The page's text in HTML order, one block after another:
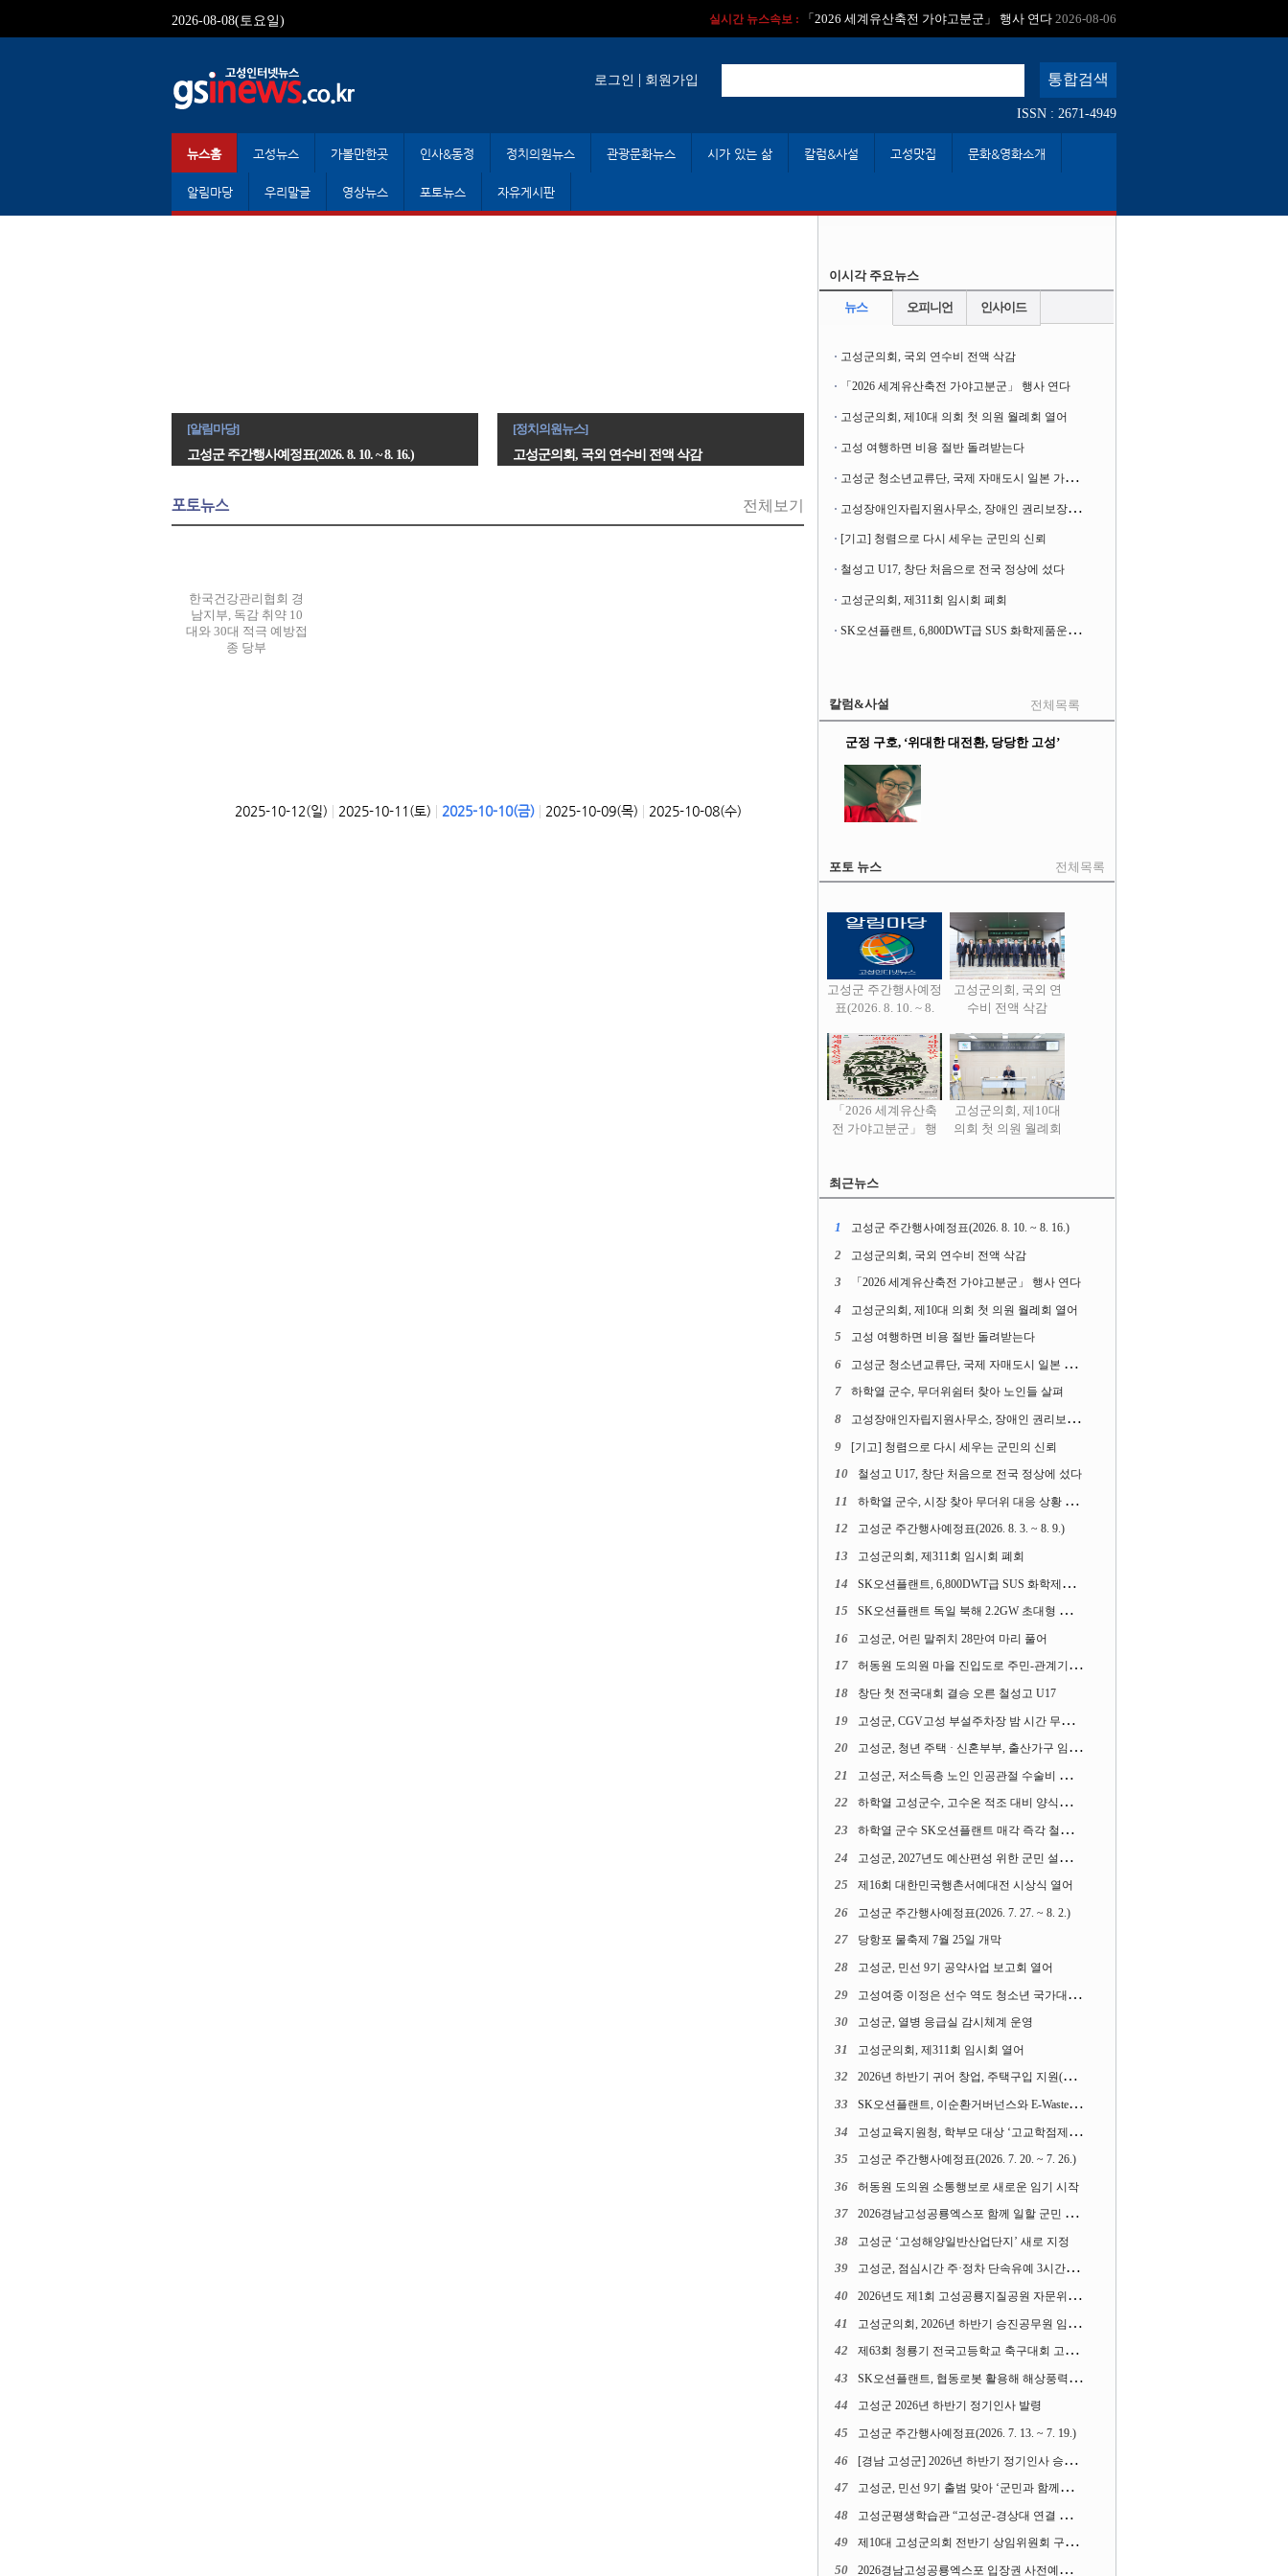
2026-08-08(토요일) 실시간 뉴스속보 : 「2026 세계유산축전 가야고분군」 행사 연다 2026-08-06
로그인 | 회원가입
ISSN : 2671-4949
뉴스홈 고성뉴스 가볼만한곳 인사&동정 정치의원뉴스 관광문화뉴스 시가 있는 삶 칼럼&사설 고성맛집 문화&영화소개
알림마당 우리말글 영상뉴스 포토뉴스 자유게시판
[알림마당]
고성군 주간행사예정표(2026. 8. 10. ~ 8. 16.)
[정치의원뉴스]
고성군의회, 국외 연수비 전액 삭감
포토뉴스 전체보기
한국건강관리협회 경
남지부, 독감 취약 10
대와 30대 적극 예방접
종 당부
2025-10-12(일) | 2025-10-11(토) | 2025-10-10(금)| 2025-10-09(목) | 2025-10-08(수)
이시각 주요뉴스
뉴스 오피니언 인사이드
고성군의회, 국외 연수비 전액 삭감
「2026 세계유산축전 가야고분군」 행사 연다
고성군의회, 제10대 의회 첫 의원 월례회 열어
고성 여행하면 비용 절반 돌려받는다
고
성군 청소년교류단, 국제 자매도시 일본 가사오카시 찾아
고
성장애인자립지원사무소, 장애인 권리보장 촉구 1인 시위 벌여
[기고] 청렴으로 다시 세우는 군민의 신뢰
철성고 U17, 창단 처음으로 전국 정상에 섰다
고성군의회, 제311회 임시회 폐회
S
K오션플랜트, 6,800DWT급 SUS 화학제품운반선 2척 수주
칼럼&사설 전체목록
군정 구호, ‘위대한 대전환, 당당한 고성’
포토 뉴스 전체목록
고성군 주간행사예정
표(2026. 8. 10. ~ 8.
고성군의회, 국외 연
수비 전액 삭감
「2026 세계유산축
전 가야고분군」 행
고성군의회, 제10대
의회 첫 의원 월례회
최근뉴스
1 고성군 주간행사예정표(2026. 8. 10. ~ 8. 16.)
2 고성군의회, 국외 연수비 전액 삭감
3 「2026 세계유산축전 가야고분군」 행사 연다
4 고성군의회, 제10대 의회 첫 의원 월례회 열어
5 고성 여행하면 비용 절반 돌려받는다
6 고성군 청소년교류단, 국제 자매도시 일본 가사오카시 찾아
7 하학열 군수, 무더위쉼터 찾아 노인들 살펴
8 고성장애인자립지원사무소, 장애인 권리보장 촉구 1인 시위 벌여
9 [기고] 청렴으로 다시 세우는 군민의 신뢰
10 철성고 U17, 창단 처음으로 전국 정상에 섰다
11 하학열 군수, 시장 찾아 무더위 대응 상황 살펴
12 고성군 주간행사예정표(2026. 8. 3. ~ 8. 9.)
13 고성군의회, 제311회 임시회 폐회
14 SK오션플랜트, 6,800DWT급 SUS 화학제품운반선 2척 수주
15 SK오션플랜트 독일 북해 2.2GW 초대형 해상변전소 하부구조물 수주
16 고성군, 어린 말쥐치 28만여 마리 풀어
17 허동원 도의원 마을 진입도로 주민-관계기관과 함께 간담회 열어
18 창단 첫 전국대회 결승 오른 철성고 U17
19 고성군, CGV고성 부설주차장 밤 시간 무료 개방한다
20 고성군, 청년 주택 · 신혼부부, 출산가구 임차보증금 대출이자 지원사업 시행
21 고성군, 저소득층 노인 인공관절 수술비 지원사업 계속 추진
22 하학열 고성군수, 고수온 적조 대비 양식장 현장점검
23 하학열 군수 SK오션플랜트 매각 즉각 철회 촉구 기자회견 열어
24 고성군, 2027년도 예산편성 위한 군민 설문조사 실시
25 제16회 대한민국행촌서예대전 시상식 열어
26 고성군 주간행사예정표(2026. 7. 27. ~ 8. 2.)
27 당항포 물축제 7월 25일 개막
28 고성군, 민선 9기 공약사업 보고회 열어
29 고성여중 이정은 선수 역도 청소년 국가대표에 뽑혀
30 고성군, 열병 응급실 감시체계 운영
31 고성군의회, 제311회 임시회 열어
32 2026년 하반기 귀어 창업, 주택구입 지원(융자) 사업대상자 모집
33 SK오션플랜트, 이순환거버넌스와 E-Waste Zero 업무협약
34 고성교육지원청, 학부모 대상 ‘고교학점제와 대입제도 설명회’ 열어
35 고성군 주간행사예정표(2026. 7. 20. ~ 7. 26.)
36 허동원 도의원 소통행보로 새로운 임기 시작
37 2026경남고성공룡엑스포 함께 일할 군민 모집
38 고성군 ‘고성해양일반산업단지’ 새로 지정
39 고성군, 점심시간 주·정차 단속유예 3시간으로 확대
40 2026년도 제1회 고성공룡지질공원 자문위원회 열어
41 고성군의회, 2026년 하반기 승진공무원 임용장 수여
42 제63회 청룡기 전국고등학교 축구대회 고성서 열린다
43 SK오션플랜트, 협동로봇 활용해 해상풍력 생산 혁신 속도 낸다
44 고성군 2026년 하반기 정기인사 발령
45 고성군 주간행사예정표(2026. 7. 13. ~ 7. 19.)
46 [경남 고성군] 2026년 하반기 정기인사 승진심사 결과
47 고성군, 민선 9기 출범 맞아 ‘군민과 함께하는 대전환 소통간담회’ 열어
48 고성군평생학습관 “고성군-경상대 연결 평생교육” 운영
49 제10대 고성군의회 전반기 상임위원회 구성 완료
50 2026경남고성공룡엑스포 입장권 사전예매 시작